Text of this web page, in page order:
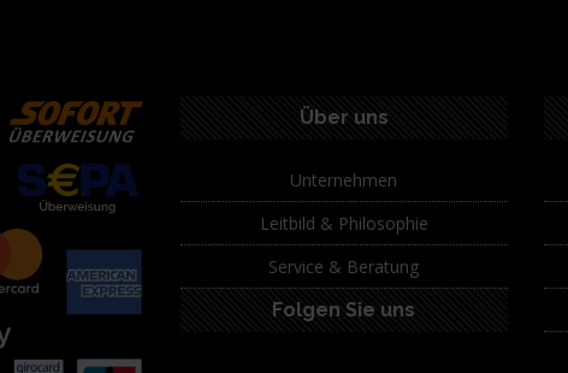
Über uns
Unternehmen
Leitbild & Philosophie
Service & Beratung
Folgen Sie uns